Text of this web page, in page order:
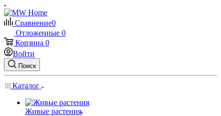
Сравнение0
Отложенные 0
Корзина 0
Войти
Поиск
Каталог
Живые растения